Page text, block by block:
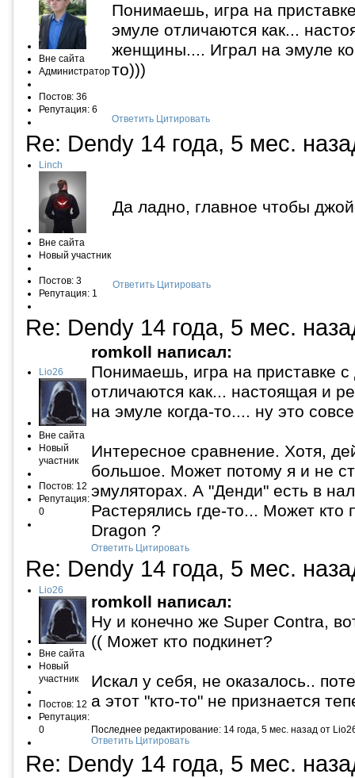
Вне сайта
Администратор
Постов: 36
Репутация: 6
Понимаешь, игра на
эмуле отличаются как...
женщины.... Играл на эмуле
то)))
Ответить Цитировать
Re: Dendy 14 года, 5 мес.
Linch
Вне сайта
Новый участник
Постов: 3
Репутация: 1
Да ладно, главное чтобы
Ответить Цитировать
Re: Dendy 14 года, 5 мес.
Lio26
Вне сайта
Новый
участник
Постов: 12
Репутация:
0
romkoll написал:
Понимаешь, игра на приставке
отличаются как... настоящая и
на эмуле когда-то.... ну это
Интересное сравнение. Хотя,
большое. Может потому я и не
эмуляторах. А "Денди" есть в
Растерялись где-то... Может кто
Dragon ?
Ответить Цитировать
Re: Dendy 14 года, 5 мес.
Lio26
Вне сайта
Новый
участник
Постов: 12
Репутация:
0
romkoll написал:
Ну и конечно же Super Contra,
(( Может кто подкинет?
Искал у себя, не оказалось..
а этот "кто-то" не признается
Последнее редактирование: 14 года, 5 мес. назад от
Ответить Цитировать
Re: Dendy 14 года, 5 мес.